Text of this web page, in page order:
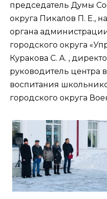
председатель Думы
округа Пикалов П. Е.,
органа
городского округа
Куракова С. А. ,
руководитель центра
воспитания
городского округа